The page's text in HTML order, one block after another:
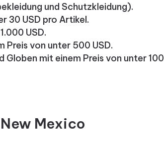
und Schutzkleidung).
30 USD pro Artikel.
USD.
von unter 500 USD.
Globen mit einem Preis von unter 100
Mexico